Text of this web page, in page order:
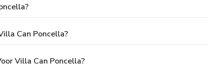
Can Poncella?
Villa Can Poncella?